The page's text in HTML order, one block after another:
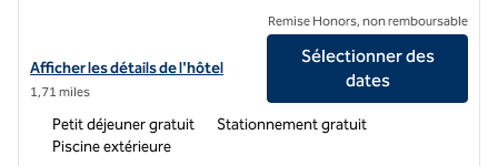
Afficher les détails de l'hôtel Hampton Inn Meridian
Afficher les détails de l'hôtel
1,71 miles
Remise Honors, non remboursable
Sélectionner des
dates
Petit déjeuner gratuit
Stationnement gratuit
Piscine extérieure